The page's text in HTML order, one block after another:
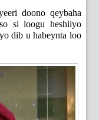
doono qeybaha
si loogu heshiiyo
dib u habeynta loo